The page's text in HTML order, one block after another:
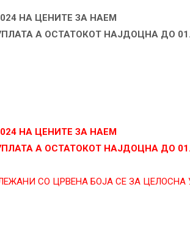
НА ЦЕНИТЕ ЗА НАЕМ
А ОСТАТОКОТ НАЈДОЦНА ДО
НА ЦЕНИТЕ ЗА НАЕМ
А ОСТАТОКОТ НАЈДОЦНА ДО
СО ЦРВЕНА БОЈА СЕ ЗА ЦЕЛОСНА